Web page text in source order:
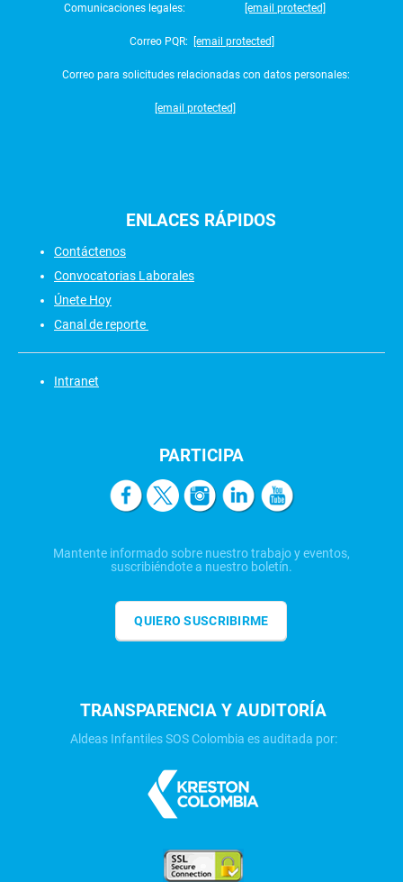
Comunicaciones legales: [email protected]
Correo PQR: [email protected]
Correo para solicitudes relacionadas con datos personales:
[email protected]
ENLACES RÁPIDOS
Contáctenos
Convocatorias Laborales
Únete Hoy
Canal de reporte
Intranet
PARTICIPA
Mantente informado sobre nuestro trabajo y eventos,
suscribiéndote a nuestro boletín.
QUIERO SUSCRIBIRME
TRANSPARENCIA Y AUDITORÍA
Aldeas Infantiles SOS Colombia es auditada por: